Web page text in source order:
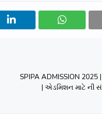
SPIPA ADMISSION 2025
| એડમિશન માટે ની